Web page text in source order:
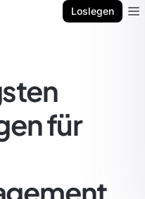
Loslegen
für